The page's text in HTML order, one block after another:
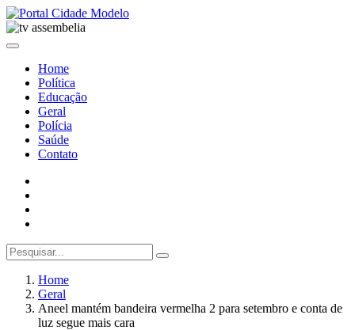
Home
Política
Educação
Geral
Polícia
Saúde
Contato
Home
Geral
Aneel mantém bandeira vermelha 2 para setembro e conta de
luz segue mais cara